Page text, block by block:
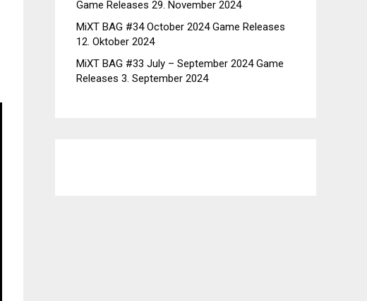
Game Releases 29. November 2024
MiXT BAG #34 October 2024 Game Releases
12. Oktober 2024
MiXT BAG #33 July – September 2024 Game
Releases 3. September 2024